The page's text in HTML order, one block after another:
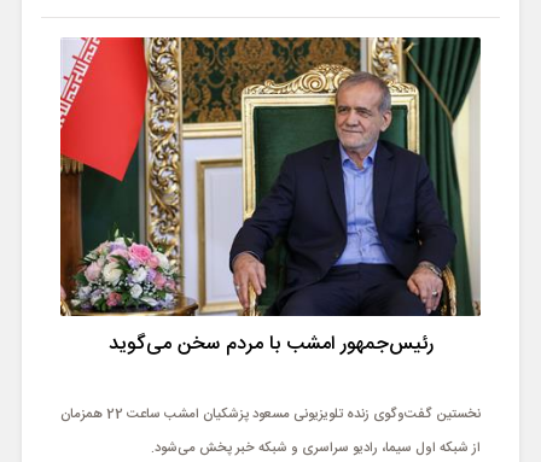
رئیس‌جمهور امشب با مردم سخن می‌گوید
نخستین گفت‌وگوی زنده تلویزیونی مسعود پزشکیان امشب ساعت 22 همزمان
از شبکه اول سیما، رادیو سراسری و شبکه خبر پخش می‌شود.